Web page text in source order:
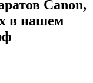
Canon,
в нашем